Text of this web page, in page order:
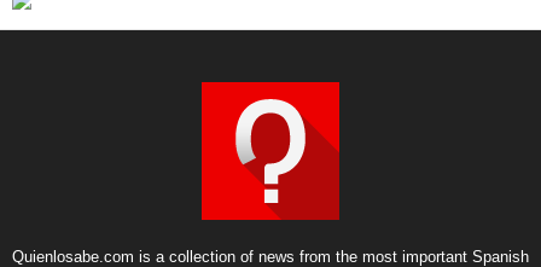
Quienlosabe.com is a collection of news from the most important Spanish